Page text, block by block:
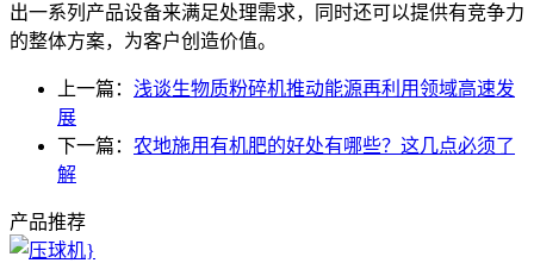
出一系列产品设备来满足处理需求，同时还可以提供有竞争力
的整体方案，为客户创造价值。
上一篇： 浅谈生物质粉碎机推动能源再利用领域高速发
展
下一篇： 农地施用有机肥的好处有哪些？这几点必须了
解
产品推荐